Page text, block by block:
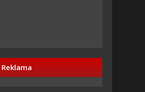
Reklama